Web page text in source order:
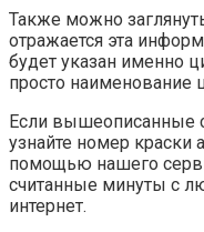
Также можно
отражается эта
будет указан именно
просто наименование
Если вышеописанные
узнайте номер краски
помощью нашего
считанные минуты с
интернет.